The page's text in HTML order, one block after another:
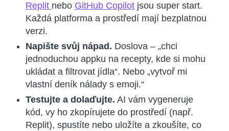
Replit nebo GitHub Copilot jsou super start.
Každá platforma a prostředí mají bezplatnou
verzi.
Napište svůj nápad. Doslova – „chci
jednoduchou appku na recepty, kde si mohu
ukládat a filtrovat jídla“. Nebo „vytvoř mi
vlastní deník nálady s emoji.“
Testujte a dolaďujte. AI vám vygeneruje
kód, vy ho zkopírujete do prostředí (např.
Replit), spustíte nebo uložíte a zkoušíte, co